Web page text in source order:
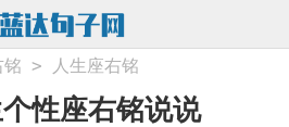
铭 > 人生座右铭
性座右铭说说